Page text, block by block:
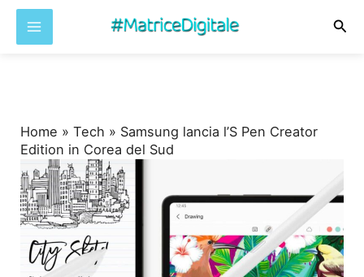
Home »Tech » Samsung lancia l’S Pen Creator
Edition in Corea del Sud